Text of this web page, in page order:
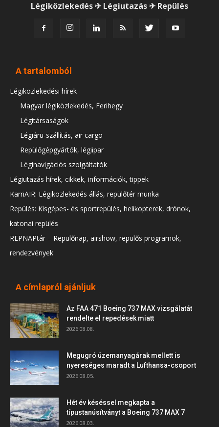
Légiközlekedés ✈ Légiutazás ✈ Repülés
A tartalomból
Légiközlekedési hírek
Magyar légiközlekedés, Ferihegy
Légitársaságok
Légiáru-szállítás, air cargo
Repülőgépgyártók, légiipar
Léginavigációs szolgáltatók
Légiutazás hírek, cikkek, információk, tippek
KarriAIR: Légiközlekedés állás, repülőtér munka
Repülés: Kisgépes- és sportrepülés, helikopterek, drónok,
katonai repülés
REPNAPtár – Repülőnap, airshow, repülős programok,
rendezvények
A címlapról ajánljuk
Az FAA 471 Boeing 737 MAX vizsgálatát
rendelte el repedések miatt
2026.08.08.
Megugró üzemanyagárak mellett is
nyereséges maradt a Lufthansa-csoport
2026.08.05.
Hét év késéssel megkapta a
típustanúsítványt a Boeing 737 MAX 7
2026.08.03.